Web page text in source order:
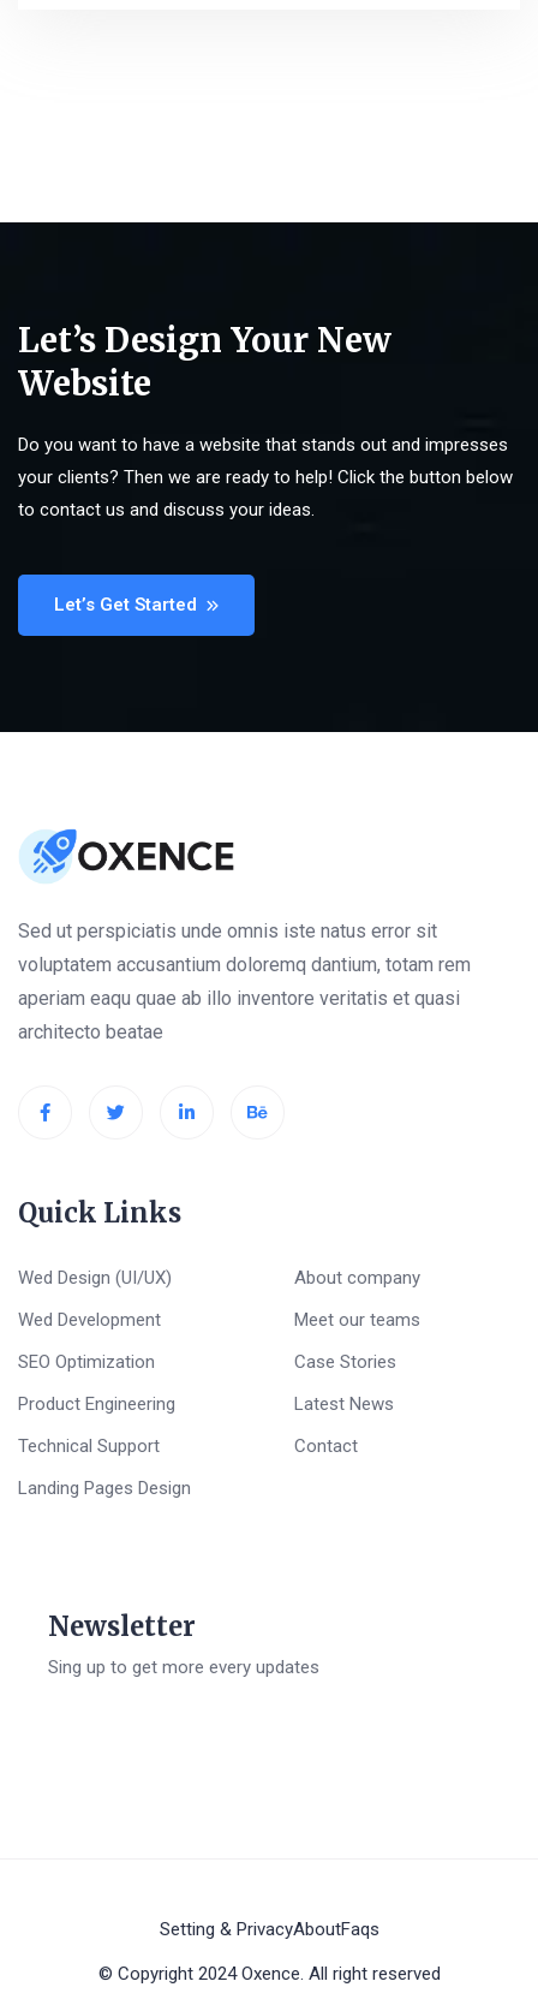
Let’s Design Your New
Website
Do you want to have a website that stands out and impresses
your clients? Then we are ready to help! Click the button below
to contact us and discuss your ideas.
Let’s Get Started
Sed ut perspiciatis unde omnis iste natus error sit
voluptatem accusantium doloremq dantium, totam rem
aperiam eaqu quae ab illo inventore veritatis et quasi
architecto beatae
Quick Links
Wed Design (UI/UX)
Wed Development
SEO Optimization
Product Engineering
Technical Support
Landing Pages Design
About company
Meet our teams
Case Stories
Latest News
Contact
Newsletter
Sing up to get more every updates
© Copyright 2024 Oxence. All right reserved
Setting & PrivacyAboutFaqs